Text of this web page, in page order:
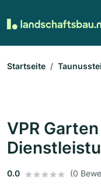
Startseite
VPR
0.0 (0